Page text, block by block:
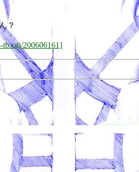
？
200606161]